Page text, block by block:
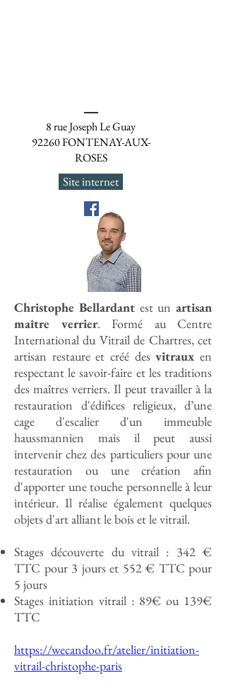
8 rue Joseph Le Guay
92260 FONTENAY-AUX-
ROSES
Site internet
Christophe Bellardantest un artisan
maître verrier. Formé au Centre
International du Vitrail de Chartres, cet
artisan restaure et créé desvitraux en
respectant le savoir-faire et les traditions
des maîtres verriers. Il peut travailler à la
restauration d'édifices religieux, d’une
cage d'escalier d'un immeuble
haussmannien mais il peut aussi
intervenir chez des particuliers pour une
restauration ou une création afin
d'apporter une touche personnelle à leur
intérieur. Il réalise également quelques
objets d'art alliant le bois et le vitrail.
Stages découverte du vitrail : 342 €
TTC pour 3 jours et 552 € TTC pour
5 jours
Stages initiation vitrail : 89€ ou 139€
TTC
https://wecandoo.fr/atelier/initiation-
vitrail-christophe-paris